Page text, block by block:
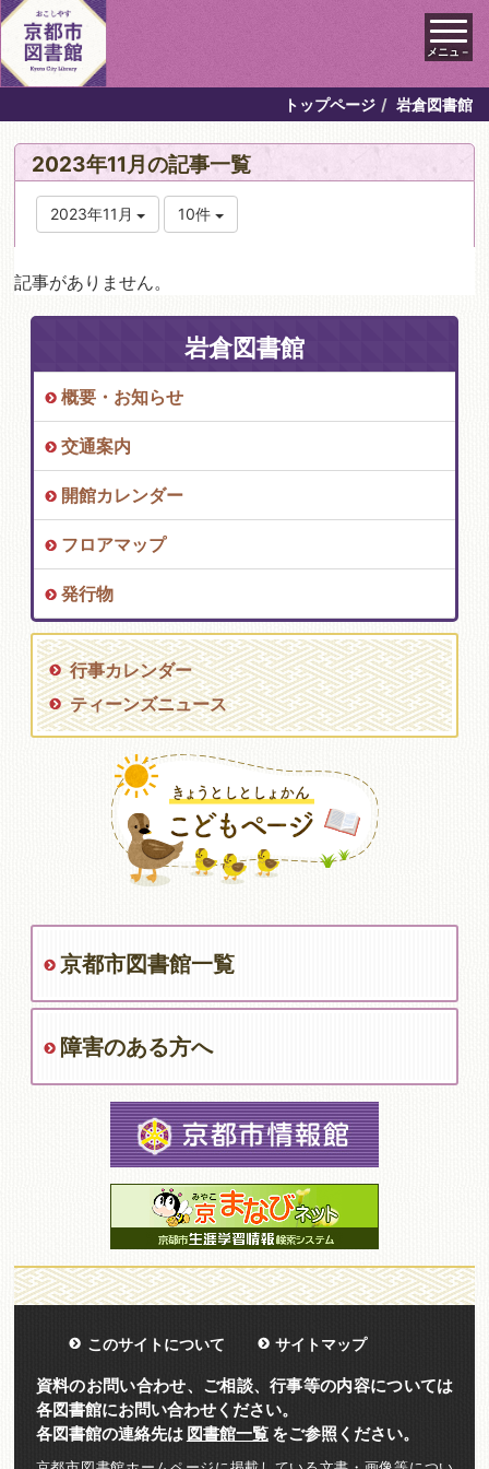
メニュ－
トップページ 岩倉図書館
2023年11月の記事一覧
2023年11月 10件
記事がありません。
岩倉図書館
概要・お知らせ
交通案内
開館カレンダー
フロアマップ
発行物
行事カレンダー
ティーンズニュース
京都市図書館一覧
障害のある方へ
このサイトについて サイトマップ
資料のお問い合わせ、ご相談、行事等の内容については
各図書館にお問い合わせください。
各図書館の連絡先は 図書館一覧をご参照ください。